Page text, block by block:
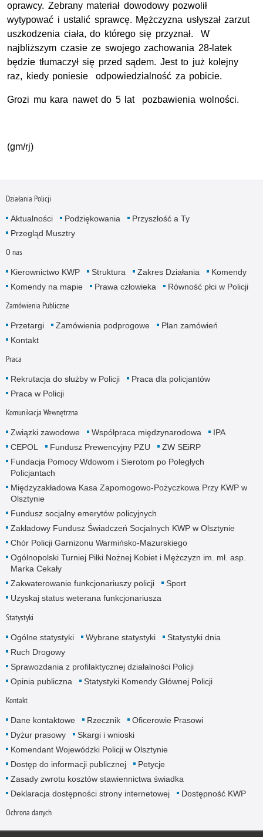
oprawcy. Zebrany materiał dowodowy pozwolił
wytypować i ustalić sprawcę. Mężczyzna usłyszał zarzut
uszkodzenia ciała, do którego się przyznał. W
najbliższym czasie ze swojego zachowania 28-latek
będzie tłumaczył się przed sądem. Jest to już kolejny
raz, kiedy poniesie odpowiedzialność za pobicie.
Grozi mu kara nawet do 5 lat pozbawienia wolności.
(gm/rj)
Działania Policji
Aktualności Podziękowania
Przyszłość a Ty
Przegląd Musztry
O nas
Kierownictwo KWP Struktura Zakres Działania
Komendy
Komendy na mapie
Prawa człowieka Równość płci w Policji
Zamówienia Publiczne
Przetargi Zamówienia podprogowe
Plan zamówień
Kontakt
Praca
Rekrutacja do służby w Policji
Praca dla policjantów
Praca w Policji
Komunikacja Wewnętrzna
Związki zawodowe Współpraca międzynarodowa
IPA
CEPOL
Fundusz Prewencyjny PZU
ZW SEiRP
Fundacja Pomocy Wdowom i Sierotom po Poległych
Policjantach
Międzyzakładowa Kasa Zapomogowo-Pożyczkowa Przy KWP w
Olsztynie
Fundusz socjalny emerytów policyjnych
Zakładowy Fundusz Świadczeń Socjalnych KWP w Olsztynie
Chór Policji Garnizonu Warmińsko-Mazurskiego
Ogólnopolski Turniej Piłki Nożnej Kobiet i Mężczyzn im. mł. asp.
Marka Cekały
Zakwaterowanie funkcjonariuszy policji
Sport
Uzyskaj status weterana funkcjonariusza
Statystyki
Ogólne statystyki Wybrane statystyki
Statystyki dnia
Ruch Drogowy
Sprawozdania z profilaktycznej działalności Policji
Opinia publiczna
Statystyki Komendy Głównej Policji
Kontakt
Dane kontaktowe Rzecznik
Oficerowie Prasowi
Dyżur prasowy
Skargi i wnioski
Komendant Wojewódzki Policji w Olsztynie
Dostęp do informacji publicznej
Petycje
Zasady zwrotu kosztów stawiennictwa świadka
Deklaracja dostępności strony internetowej
Dostępność KWP
Ochrona danych